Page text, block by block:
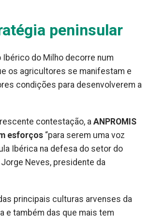
peninsular
Ibérico do Milho decorre num
os agricultores se manifestam e
condições para desenvolverem a
contestação, a ANPROMIS
esforços “para serem uma voz
Ibérica na defesa do setor do
Jorge Neves, presidente da
principais culturas arvenses da
e também das que mais tem